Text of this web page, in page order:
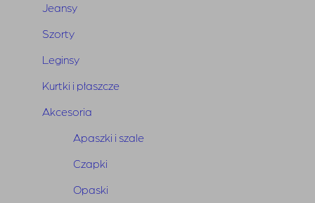
Jeansy
Szorty
Leginsy
Kurtki i płaszcze
Akcesoria
Apaszki i szale
Czapki
Opaski